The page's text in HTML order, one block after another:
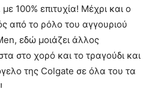
100% επιτυχία! Μέχρι και ο
από το ρόλο του αγγουριού
εδώ μοιάζει άλλος
στο χορό και το τραγούδι και
της Colgate σε όλα του τα